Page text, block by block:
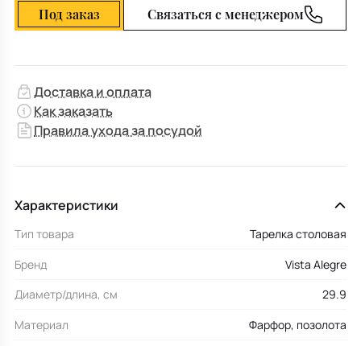
Под заказ Связаться с менеджером
Доставка и оплата
Как заказать
Правила ухода за посудой
Характеристики
Тип товара
Тарелка столовая
Бренд
Vista Alegre
Диаметр/длина, см
29.9
Материал
Фарфор, позолота